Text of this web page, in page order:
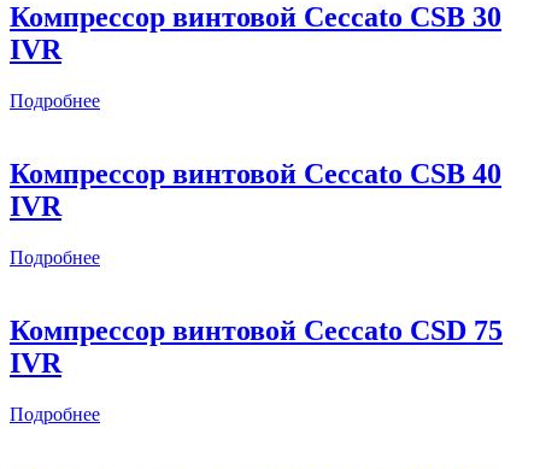
Компрессор винтовой Ceccato CSB 30
IVR
Подробнее
Компрессор винтовой Ceccato CSB 40
IVR
Подробнее
Компрессор винтовой Ceccato CSD 75
IVR
Подробнее